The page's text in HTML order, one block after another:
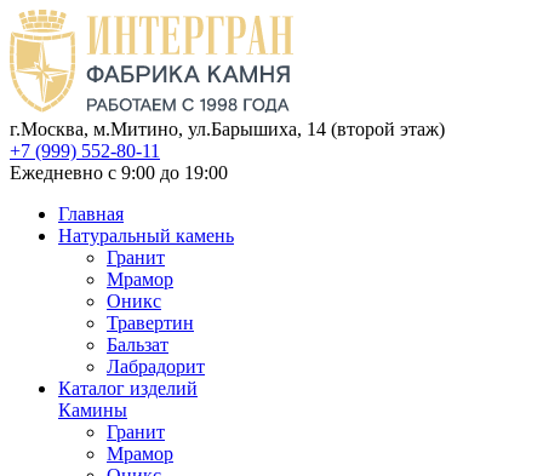
г.Москва, м.Митино, ул.Барышиха, 14 (второй этаж)
+7 (999) 552-80-11
Ежедневно с 9:00 до 19:00
Главная
Натуральный камень
Гранит
Мрамор
Оникс
Травертин
Бальзат
Лабрадорит
Каталог изделий
Камины
Гранит
Мрамор